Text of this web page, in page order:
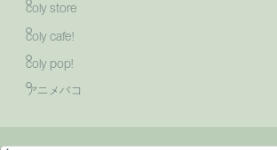
coly store
coly cafe!
coly pop!
アニメバコ